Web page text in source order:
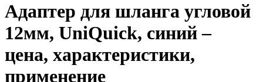
Адаптер для шланга угловой
12мм, UniQuick, синий –
цена, характеристики,
применение